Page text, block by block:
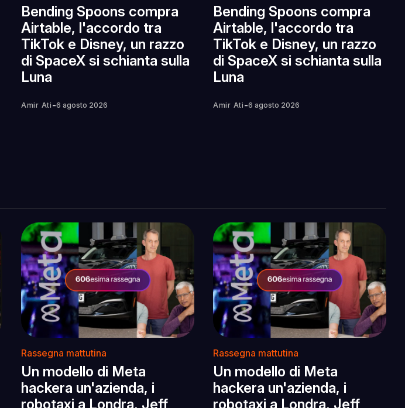
Bending Spoons compra
Airtable, l'accordo tra
TikTok e Disney, un razzo
di SpaceX si schianta sulla
Luna
Amir Ati -6 agosto 2026
Bending Spoons compra
Airtable, l'accordo tra
TikTok e Disney, un razzo
di SpaceX si schianta sulla
Luna
Amir Ati -6 agosto 2026
Rassegna mattutina
Un modello di Meta
hackera un'azienda, i
robotaxi a Londra, Jeff
Rassegna mattutina
Un modello di Meta
hackera un'azienda, i
robotaxi a Londra, Jeff